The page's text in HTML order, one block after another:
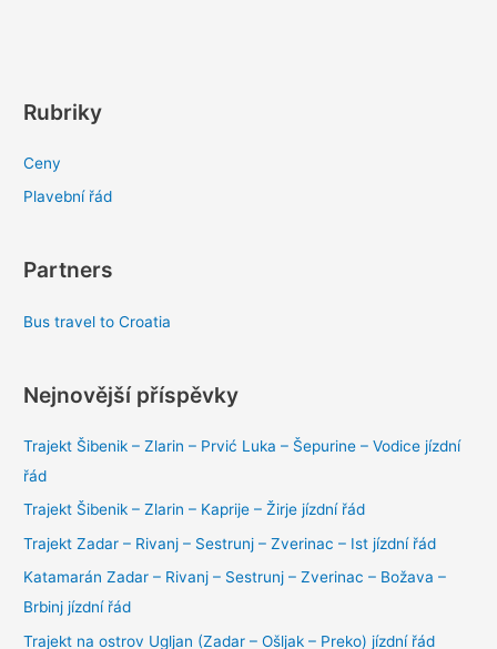
Rubriky
Ceny
Plavební řád
Partners
Bus travel to Croatia
Nejnovější příspěvky
Trajekt Šibenik – Zlarin – Prvić Luka – Šepurine – Vodice jízdní
řád
Trajekt Šibenik – Zlarin – Kaprije – Žirje jízdní řád
Trajekt Zadar – Rivanj – Sestrunj – Zverinac – Ist jízdní řád
Katamarán Zadar – Rivanj – Sestrunj – Zverinac – Božava –
Brbinj jízdní řád
Trajekt na ostrov Ugljan (Zadar – Ošljak – Preko) jízdní řád